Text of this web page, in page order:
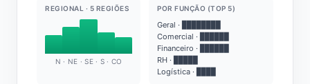
REGIONAL · 5 REGIÕES
N · NE · SE · S · CO
POR FUNÇÃO (TOP 5)
Geral · ████████
Comercial · ██████
Financeiro · ██████
RH · █████
Logística · ████